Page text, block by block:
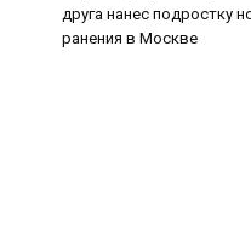
друга нанес подростку
ранения в Москве